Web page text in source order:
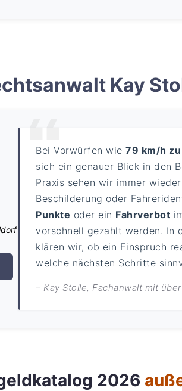
Kay
Bei Vorwürfen wie79 km/h
sich ein genauer Blick in den
Praxis sehen wir immer
Beschilderung oder
Punkte oder ein Fahrverbot
vorschnell gezahlt werden. In
klären wir, ob ein Einspruch
welche nächsten Schritte
– Kay Stolle, Fachanwalt mit
2026